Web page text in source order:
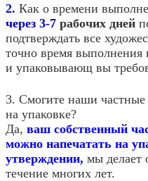
2. Как о времени
через 3-7 рабочих дней
подтверждать все
точно время выполнения
и упаковывающ вы
3. Смогите наши частные
на упаковке?
Да, ваш собственный
можно напечатать на
утверждении, мы делает
течение многих лет.